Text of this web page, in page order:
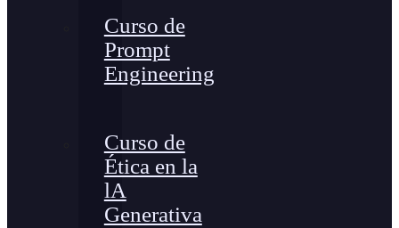
Curso de
Prompt
Engineering
Curso de
Ética en la
lA
Generativa